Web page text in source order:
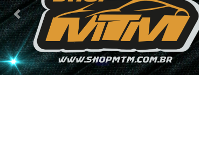
Previous